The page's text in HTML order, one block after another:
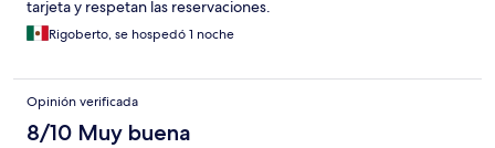
tarjeta y respetan las reservaciones.
Rigoberto, se hospedó 1 noche
Opinión verificada
8/10 Muy buena